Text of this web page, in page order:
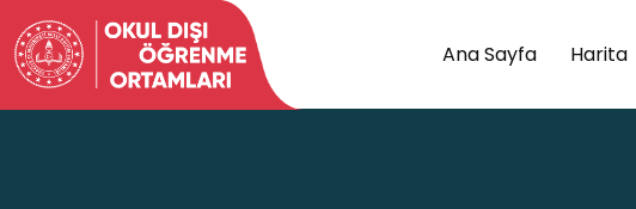
Ana Sayfa Harita